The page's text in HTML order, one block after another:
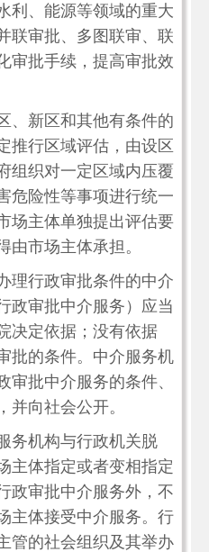
利、能源等领域的重大
联审批、多图联审、联
审批手续，提高审批效
、新区和其他有条件的
推行区域评估，由设区
组织对一定区域内压覆
危险性等事项进行统一
场主体单独提出评估要
由市场主体承担。
行政审批条件的中介
政审批中介服务）应当
决定依据；没有依据
批的条件。中介服务机
审批中介服务的条件、
并向社会公开。
务机构与行政机关脱
主体指定或者变相指定
政审批中介服务外，不
主体接受中介服务。行
管的社会组织及其举办